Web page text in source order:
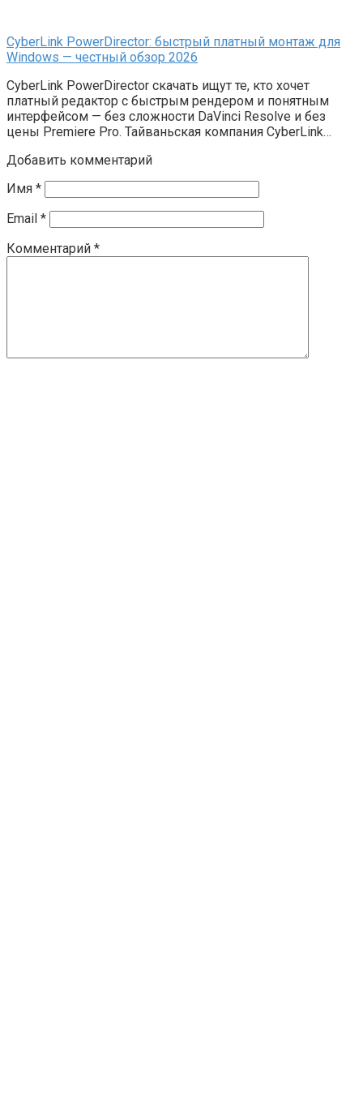
CyberLink PowerDirector: быстрый платный монтаж для
Windows — честный обзор 2026
CyberLink PowerDirector скачать ищут те, кто хочет
платный редактор с быстрым рендером и понятным
интерфейсом — без сложности DaVinci Resolve и без
цены Premiere Pro. Тайваньская компания CyberLink…
Добавить комментарий
Имя *
Email *
Комментарий *